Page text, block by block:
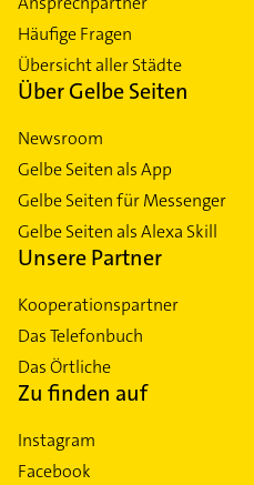
Häufige Fragen
Übersicht aller Städte
Über Gelbe Seiten
Newsroom
Gelbe Seiten als App
Gelbe Seiten für Messenger
Gelbe Seiten als Alexa Skill
Unsere Partner
Kooperationspartner
Das Telefonbuch
Das Örtliche
Zu finden auf
Instagram
Facebook